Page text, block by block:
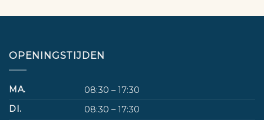
OPENINGSTIJDEN
MA.
08:30 – 17:30
DI.
08:30 – 17:30